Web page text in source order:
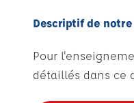
Descriptif de
Pour
détaillés dans ce